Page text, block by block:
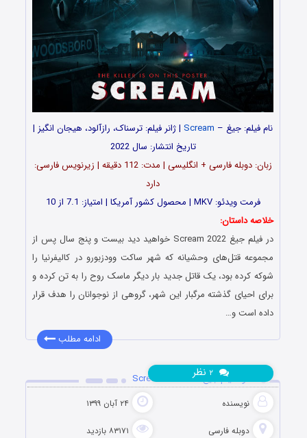
نام فیلم: جیغ – Scream | ژانر فیلم: ترسناک، رازآلود، هیجان انگیز |
تاریخ انتشار: سال 2022
زبان: دوبله فارسی + انگلیسی | مدت‌: 112 دقیقه | زیرنویس فارسی:
دارد
فرمت ویدئو: MKV | محصول کشور آمریکا | امتیاز: 7.1 از 10
خلاصه داستان:
در فیلم جیغ Scream 2022 خواهید دید بیست و پنج سال پس از
مجموعه قتل‌های وحشیانه که شهر ساکت وودزبورو در کالیفرنیا را
شوکه کرده بود، یک قاتل جدید بار دیگر ماسک روح را به تن کرده و
برای احیای گذشته مرگبار این شهر، گروهی از نوجوانان را هدف قرار
داده است و…
ادامه مطلب
دانلود فیلم جیغ ۴ Scream 4 2011
نویسنده ۲۴ آبان ۱۳۹۹
دوبله فارسی ۸۳۱۷۱ بازدید
۲ نظر